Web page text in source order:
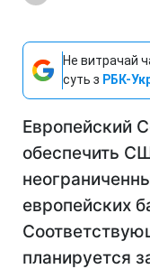
Не витрачай
суть з РБК-
Европейский
обеспечить
европейских
планируется